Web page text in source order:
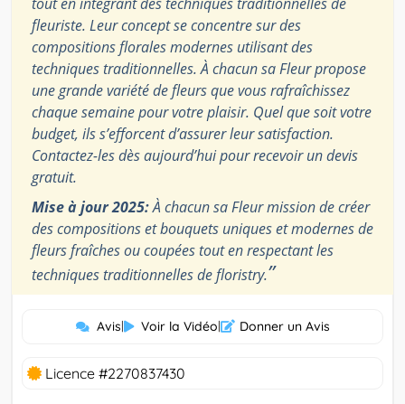
fleuriste. Leur concept se concentre sur des
compositions florales modernes utilisant des
techniques traditionnelles. À chacun sa Fleur propose
une grande variété de fleurs que vous rafraîchissez
chaque semaine pour votre plaisir. Quel que soit votre
budget, ils s’efforcent d’assurer leur satisfaction.
Contactez-les dès aujourd’hui pour recevoir un devis
gratuit.
Mise à jour 2025:À chacun sa Fleur mission de créer
des compositions et bouquets uniques et modernes de
fleurs fraîches ou coupées tout en respectant les
techniques traditionnelles de floristry.”
Avis| Voir la Vidéo| Donner un Avis
Licence #2270837430